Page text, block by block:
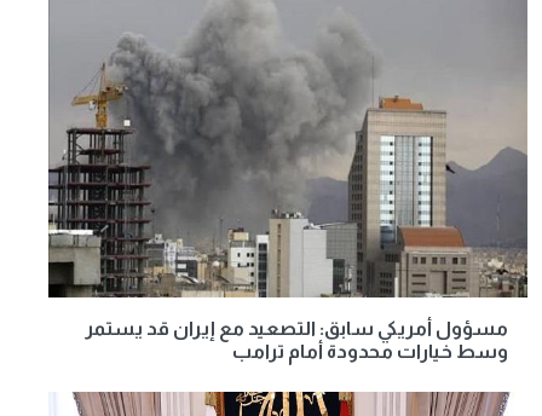
مسؤول أمريكي سابق: التصعيد مع إيران قد يستمر
وسط خيارات محدودة أمام ترامب